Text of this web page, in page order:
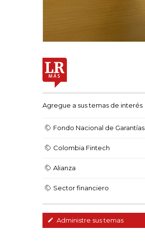
Agregue a sus temas de interés
Fondo Nacional de Garantías
Colombia Fintech
Alianza
Sector financiero
Administre sus temas